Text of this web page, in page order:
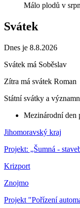
Málo plodů v
Svátek
Dnes je 8.8.2026
Svátek má Soběslav
Zítra má svátek Roman
Státní svátky a
Mezinárodní den
Jihomoravský kraj
Projekt: „Šumná -
Krizport
Znojmo
Projekt "Pořízení